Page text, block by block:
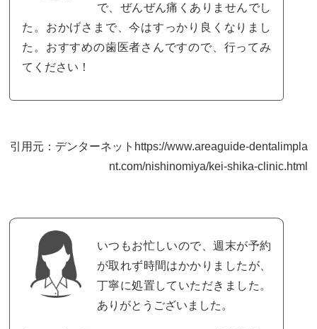
で、ぜんぜん痛くありませんでし
た。おかげさまで、今はすっかり良くなりまし
た。おすすめの歯医者さんですので、行ってみ
てください！
引用元：デンターネットhttps://www.areaguide-dentalimpla
nt.com/nishinomiya/kei-shika-clinic.html
いつもお忙しいので、週末が予約
が取れず時間はかかりましたが、
丁寧に処置していただきました。
ありがとうございました。